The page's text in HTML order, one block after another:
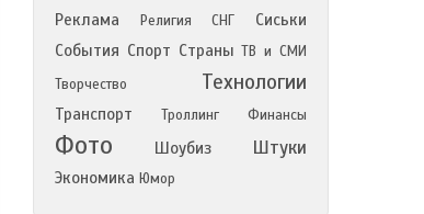
Реклама Религия СНГ
Сиськи
События Спорт Страны ТВ и СМИ
Творчество
Технологии
Транспорт Троллинг Финансы
Фото Шоубиз Штуки
Экономика Юмор